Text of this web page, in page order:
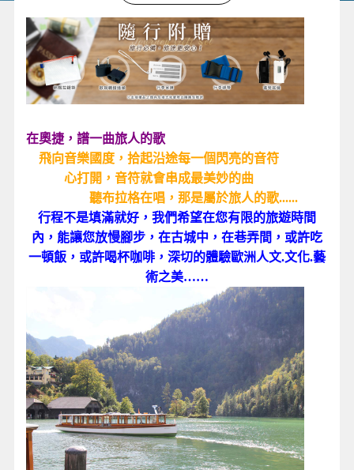
在奧捷，譜一曲旅人的歌
飛向音樂國度，拾起沿途每一個閃亮的音符
心打開，音符就會串成最美妙的曲
聽布拉格在唱，那是屬於旅人的歌......
行程不是填滿就好，我們希望在您有限的旅遊時間
內，能讓您放慢腳步，在古城中，在巷弄間，或許吃
一頓飯，或許喝杯咖啡，深切的體驗歐洲人文.文化.藝
術之美……